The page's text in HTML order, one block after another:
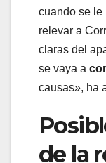
cuando se le
relevar a
claras del
se vaya a
causas», ha
de la